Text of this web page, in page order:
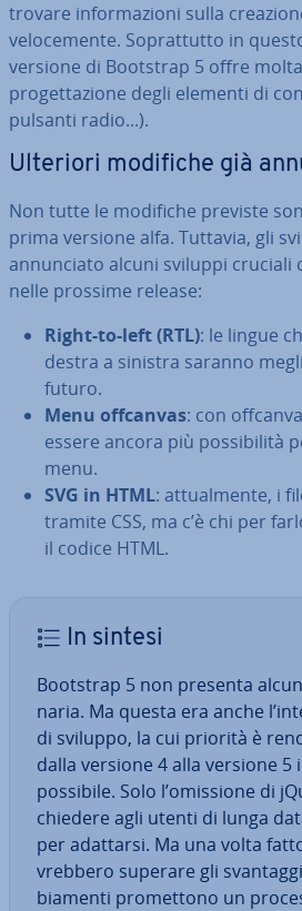
trovare in­for­ma­zio­ni sulla
ve­lo­ce­men­te. So­prat­tut­to in
versione di Bootstrap 5 offre
pro­get­ta­zio­ne degli elementi di
pulsanti radio...).
Ulteriori modifiche già
Non tutte le modifiche previste
prima versione alfa. Tuttavia, gli
an­nun­cia­to alcuni sviluppi cruciali
nelle prossime release:
Right-to-left (RTL): le lingue
destra a sinistra saranno
futuro.
Menu offcanvas: con
essere ancora più pos­si­bi­li­tà
menu.
SVG in HTML: at­tual­men­te, i
tramite CSS, ma c’è chi per
il codice HTML.
In sintesi
Bootstrap 5 non presenta
na­ria. Ma questa era anche
di sviluppo, la cui priorità è
dalla versione 4 alla versione 5
possibile. Solo l’omissione di
chie­de­re agli utenti di lunga
per adattarsi. Ma una volta
vreb­be­ro superare gli
bia­men­ti pro­met­to­no un